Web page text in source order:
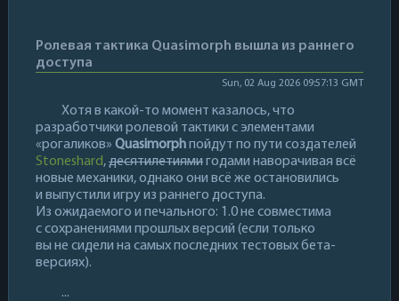
Ролевая тактика Quasimorph вышла из раннего
доступа
Sun, 02 Aug 2026 09:57:13 GMT
Хотя в какой-то момент казалось, что
разработчики ролевой тактики с элементами
«рогаликов» Quasimorphпойдут по пути создателей
Stoneshard,десятилетиямигодами наворачивая всё
новые механики, однако они всё же остановились
и выпустили игру из раннего доступа.
Из ожидаемого и печального: 1.0 не совместима
с сохранениями прошлых версий (если только
вы не сидели на самых последних тестовых бета-
версиях).
...